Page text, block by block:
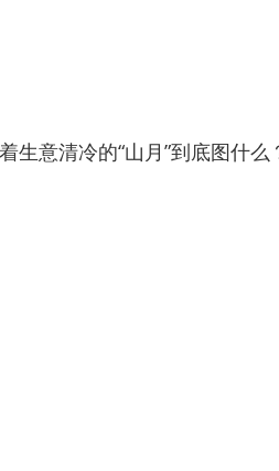
意清冷的“山月”到底图什么